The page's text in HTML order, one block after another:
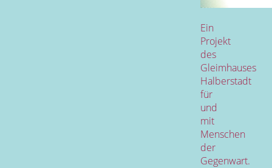
Ein
Projekt
des
Gleimhauses
Halberstadt
für
und
mit
Menschen
der
Gegenwart.